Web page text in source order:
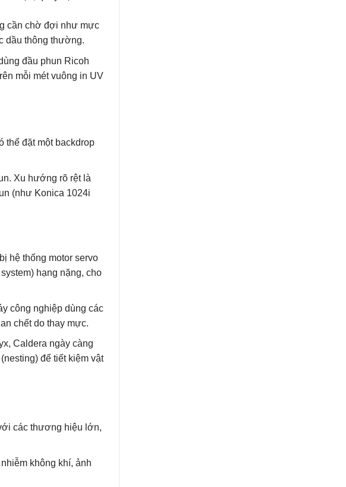
cần chờ đợi như mực
dầu thông thường.
đầu phun Ricoh
mỗi mét vuông in UV
thể đặt một backdrop
Xu hướng rõ rệt là
(như Konica 1024i
hệ thống motor servo
hạng nặng, cho
công nghiệp dùng các
chết do thay mực.
Caldera ngày càng
để tiết kiệm vật
các thương hiệu lớn,
không khí, ảnh